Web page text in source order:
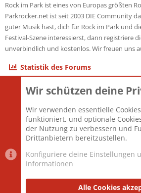
Rock im Park ist eines von Europas größten
Parkrocker.net ist seit 2003 DIE Community
guter Musik hast, dich für Rock im Park und
Festival-Szene interessierst, dann registriere
unverbindlich und kostenlos. Wir freuen uns
Statistik des Forums
Themen
Mitglieder
Neuestes Mitglied
Wir schützen deine
Wir verwenden essentielle
funktioniert, und optionale
der Nutzung zu verbessern und
Drittanbietern bereitzustellen.
Konfiguriere deine Einstellungen
Informationen
Alle Cookies